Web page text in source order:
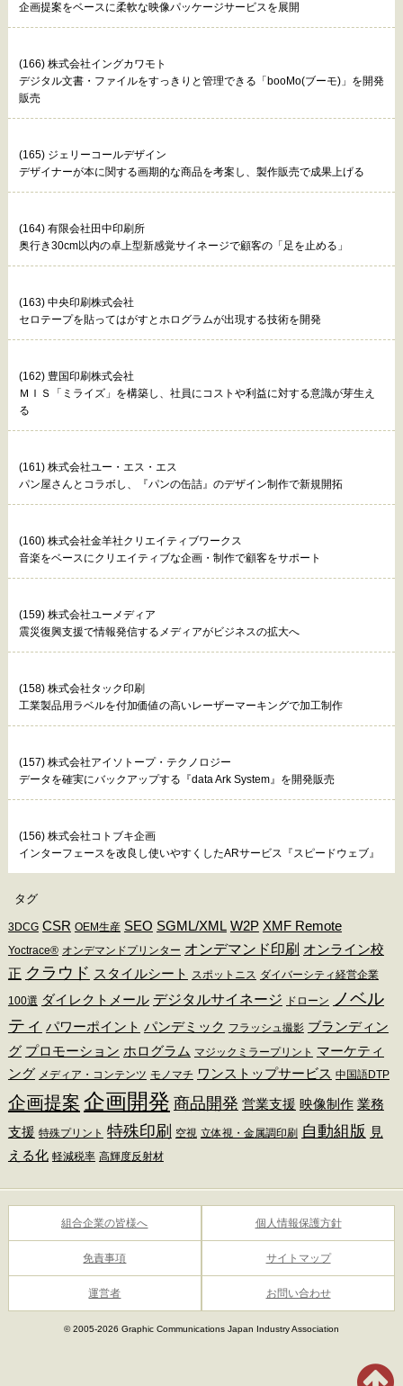
企画提案をベースに柔軟な映像パッケージサービスを展開
(166) 株式会社イングカワモト
デジタル文書・ファイルをすっきりと管理できる「booMo(ブーモ)」を開発
販売
(165) ジェリーコールデザイン
デザイナーが本に関する画期的な商品を考案し、製作販売で成果上げる
(164) 有限会社田中印刷所
奥行き30cm以内の卓上型新感覚サイネージで顧客の「足を止める」
(163) 中央印刷株式会社
セロテープを貼ってはがすとホログラムが出現する技術を開発
(162) 豊国印刷株式会社
ＭＩＳ「ミライズ」を構築し、社員にコストや利益に対する意識が芽生え
る
(161) 株式会社ユー・エス・エス
パン屋さんとコラボし、『パンの缶詰』のデザイン制作で新規開拓
(160) 株式会社金羊社クリエイティブワークス
音楽をベースにクリエイティブな企画・制作で顧客をサポート
(159) 株式会社ユーメディア
震災復興支援で情報発信するメディアがビジネスの拡大へ
(158) 株式会社タック印刷
工業製品用ラベルを付加価値の高いレーザーマーキングで加工制作
(157) 株式会社アイソトープ・テクノロジー
データを確実にバックアップする『data Ark System』を開発販売
(156) 株式会社コトブキ企画
インターフェースを改良し使いやすくしたARサービス『スピードウェブ』
タグ
3DCG CSR OEM生産 SEO SGML/XML W2P XMF Remote
Yoctrace® オンデマンドプリンター オンデマンド印刷 オンライン校
正 クラウド スタイルシート スポットニス ダイバーシティ経営企業
100選 ダイレクトメール デジタルサイネージ ドローン
ノベル
ティ パワーポイント パンデミック フラッシュ撮影 ブランディン
グ プロモーション ホログラム マジックミラープリント マーケティ
ング メディア・コンテンツ モノマチ ワンストップサービス 中国語DTP
企画提案 企画開発 商品開発 営業支援 映像制作 業務
支援 特殊プリント 特殊印刷 空視 立体視・金属調印刷 自動組版 見
える化 軽減税率 高輝度反射材
組合企業の皆様へ 個人情報保護方針
免責事項 サイトマップ
運営者 お問い合わせ
© 2005-2026 Graphic Communications Japan Industry Association